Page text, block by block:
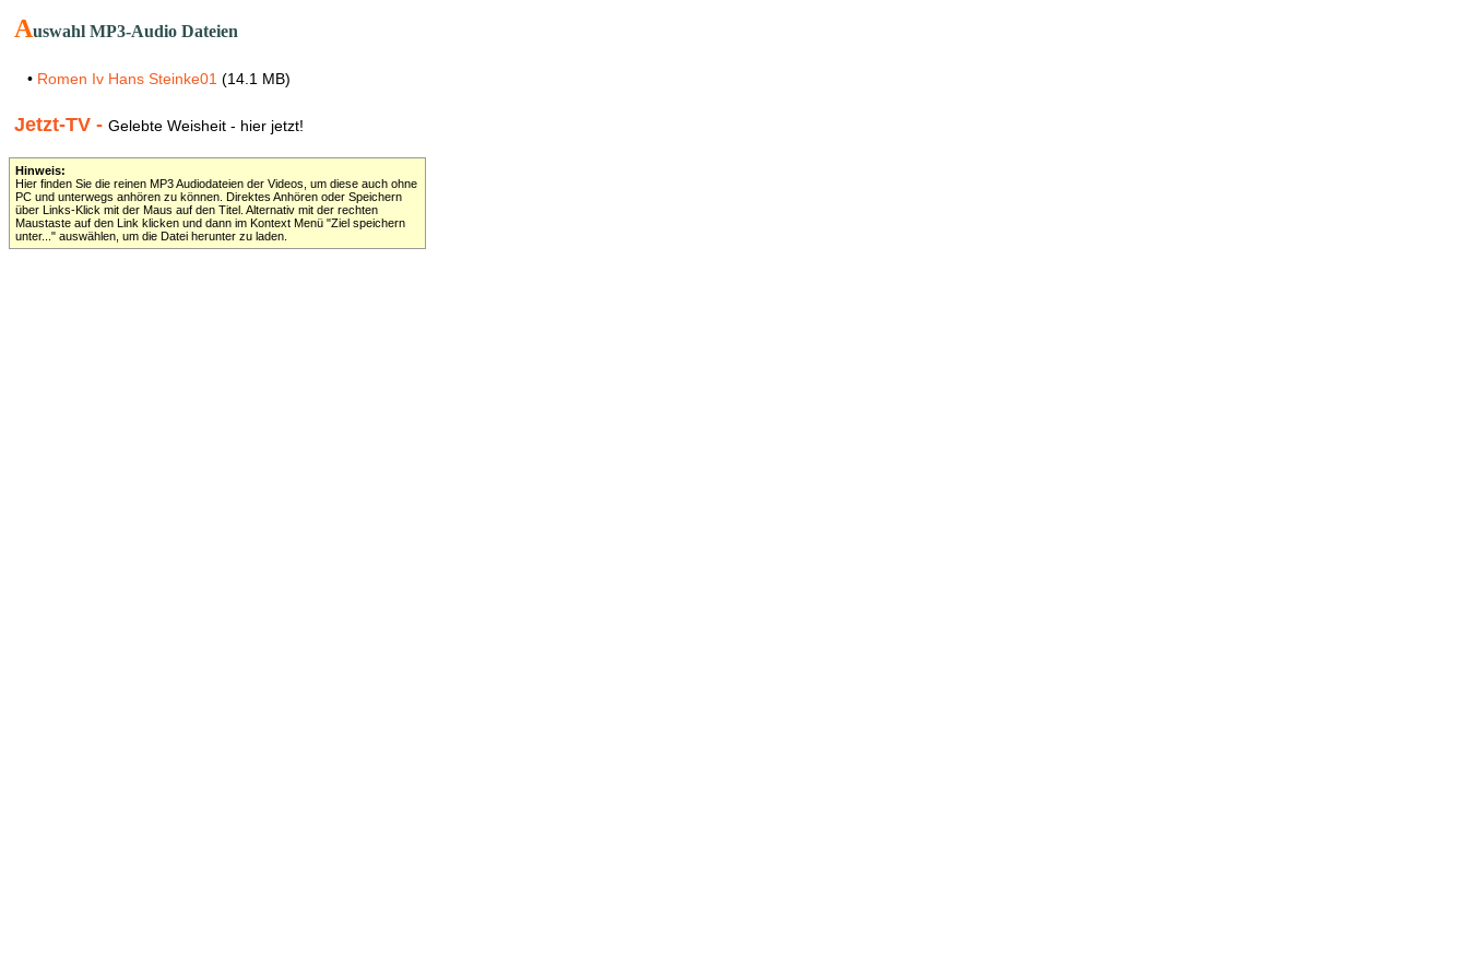
Auswahl MP3-Audio Dateien
• Romen Iv Hans Steinke01 (14.1 MB)
Jetzt-TV - Gelebte Weisheit - hier jetzt!
Hinweis:
Hier finden Sie die reinen MP3 Audiodateien der Videos, um diese auch ohne
PC und unterwegs anhören zu können. Direktes Anhören oder Speichern
über Links-Klick mit der Maus auf den Titel. Alternativ mit der rechten
Maustaste auf den Link klicken und dann im Kontext Menü "Ziel speichern
unter..." auswählen, um die Datei herunter zu laden.